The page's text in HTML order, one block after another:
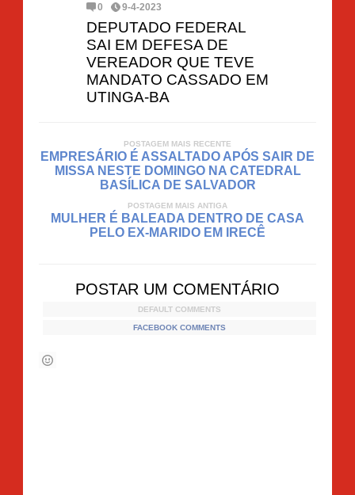
0 9-4-2023
DEPUTADO FEDERAL
SAI EM DEFESA DE
VEREADOR QUE TEVE
MANDATO CASSADO EM
UTINGA-BA
POSTAGEM MAIS RECENTE
EMPRESÁRIO É ASSALTADO APÓS SAIR DE
MISSA NESTE DOMINGO NA CATEDRAL
BASÍLICA DE SALVADOR
POSTAGEM MAIS ANTIGA
MULHER É BALEADA DENTRO DE CASA
PELO EX-MARIDO EM IRECÊ
POSTAR UM COMENTÁRIO
DEFAULT COMMENTS
FACEBOOK COMMENTS